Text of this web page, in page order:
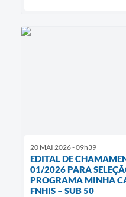
20 MAI 2026 - 09h39
EDITAL DE
01/2026 PARA
PROGRAMA MINHA
FNHIS – SUB 50